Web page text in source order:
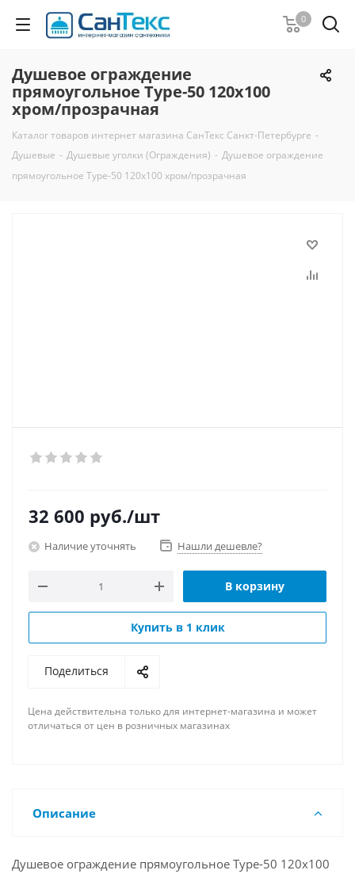
0
Душевое ограждение
прямоугольное Type-50 120x100
хром/прозрачная
Каталог товаров интернет магазина СанТекс Санкт-Петербурге -
Душевые - Душевые уголки (Ограждения) - Душевое ограждение
прямоугольное Type-50 120x100 хром/прозрачная
32 600 руб./шт
Наличие уточнять Нашли дешевле?
В корзину
Купить в 1 клик
Поделиться
Цена действительна только для интернет-магазина и может
отличаться от цен в розничных магазинах
Описание
Душевое ограждение прямоугольное Type-50 120x100